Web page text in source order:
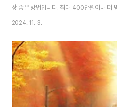
장 좋은 방법입니다. 최대 400만원이나 더
이유가 없는데요. 아직 가입하지 않았다면
두었으니 읽어보시면 도움되실겁니다. 계
도약계좌 신청 일정 2023년 11월 청년도약
일까지입니다. 신청 후 서민금융진흥원에서
종 계좌 개설이 이루어집니다. 1인 가구는
며, 2인 ..
2024. 11. 3.